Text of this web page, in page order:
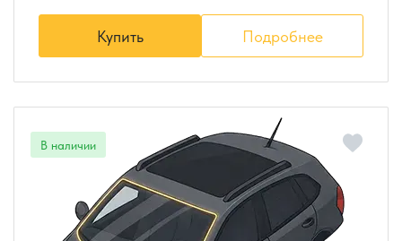
Купить Подробнее